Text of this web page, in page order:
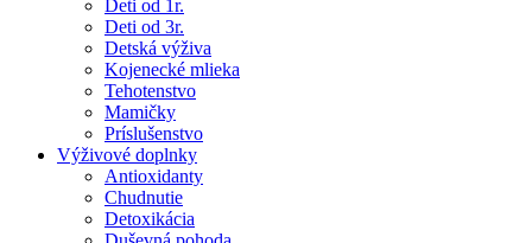
Deti od 1r.
Deti od 3r.
Detská výživa
Kojenecké mlieka
Tehotenstvo
Mamičky
Príslušenstvo
Výživové doplnky
Antioxidanty
Chudnutie
Detoxikácia